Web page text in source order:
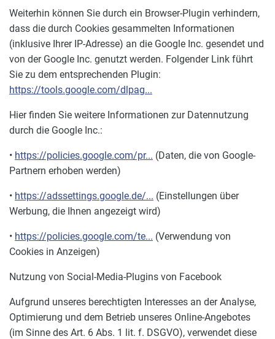
Weiterhin können Sie durch ein Browser-Plugin verhindern,
dass die durch Cookies gesammelten Informationen
(inklusive Ihrer IP-Adresse) an die Google Inc. gesendet und
von der Google Inc. genutzt werden. Folgender Link führt
Sie zu dem entsprechenden Plugin:
https://tools.google.com/dlpag...
Hier finden Sie weitere Informationen zur Datennutzung
durch die Google Inc.:
• https://policies.google.com/pr... (Daten, die von Google-
Partnern erhoben werden)
• https://adssettings.google.de/... (Einstellungen über
Werbung, die Ihnen angezeigt wird)
• https://policies.google.com/te... (Verwendung von
Cookies in Anzeigen)
Nutzung von Social-Media-Plugins von Facebook
Aufgrund unseres berechtigten Interesses an der Analyse,
Optimierung und dem Betrieb unseres Online-Angebotes
(im Sinne des Art. 6 Abs. 1 lit. f. DSGVO), verwendet diese